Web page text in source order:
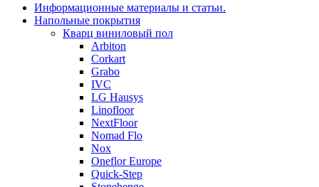
Информационные материалы и статьи.
Напольные покрытия
Кварц виниловый пол
Arbiton
Corkart
Grabo
IVC
LG Hausys
Linofloor
NextFloor
Nomad Flo
Nox
Oneflor Europe
Quick-Step